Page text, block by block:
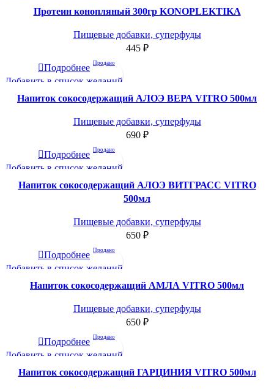
Протеин конопляный 300гр KONOPLEKTIKA
Пищевые добавки, суперфуды
445 ₽
Продано
Подробнее
Добавить в список желаний
Напиток сокосодержащий АЛОЭ ВЕРА VITRO 500мл
Пищевые добавки, суперфуды
690 ₽
Продано
Подробнее
Добавить в список желаний
Напиток сокосодержащий АЛОЭ ВИТГРАСС VITRO
500мл
Пищевые добавки, суперфуды
650 ₽
Продано
Подробнее
Добавить в список желаний
Напиток сокосодержащий АМЛА VITRO 500мл
Пищевые добавки, суперфуды
650 ₽
Продано
Подробнее
Добавить в список желаний
Напиток сокосодержащий ГАРЦИНИЯ VITRO 500мл